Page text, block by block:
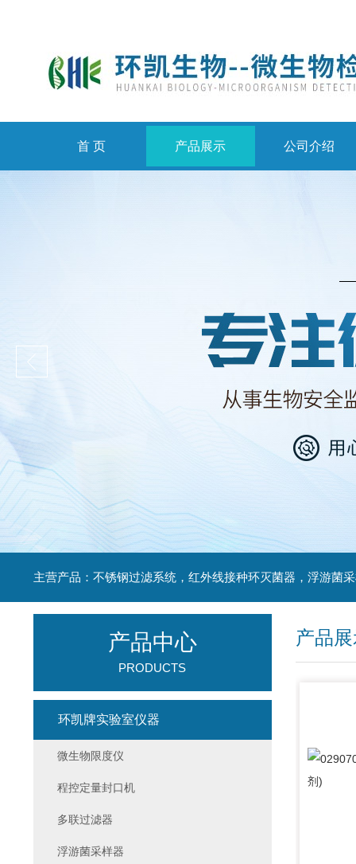
首 页 产品展示 公司介绍
产品
产品中心
PRODUCTS
环凯牌实验室仪器
微生物限度仪
程控定量封口机
多联过滤器
浮游菌采样器